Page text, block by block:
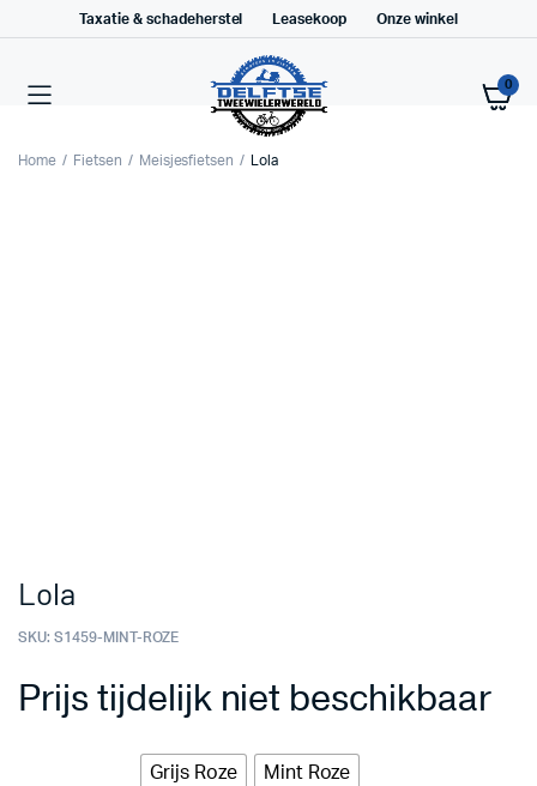
Taxatie & schadeherstel Leasekoop Onze winkel
0
Home Fietsen Meisjesfietsen Lola
Lola
SKU: S1459-MINT-ROZE
Prijs tijdelijk niet beschikbaar
Grijs Roze Mint Roze